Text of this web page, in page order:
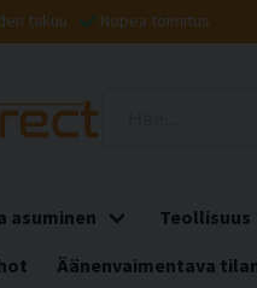
takuu Nopea toimitus
asuminen Teollisuus
Äänenvaimentava